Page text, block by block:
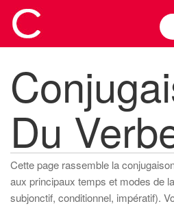
la
d'un
Du
Cette page rassemble la
aux principaux temps et modes de
subjonctif, conditionnel, impératif).